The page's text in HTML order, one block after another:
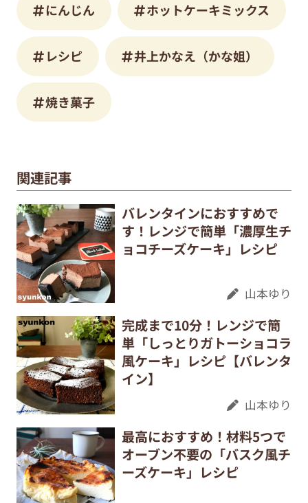
にんじん ホットケーキミックス
レシピ 井上かなえ（かな姐）
焼き菓子
関連記事
バレンタインにおすすめで
す！レンジで簡単「濃厚生チ
ョコチーズケーキ」レシピ
山本ゆり
完成まで10分！レンジで簡
単「しっとりガトーショコラ
風ケーキ」レシピ【バレンタ
イン】
山本ゆり
最高におすすめ！材料5つで
オーブン不要の「バスク風チ
ーズケーキ」レシピ